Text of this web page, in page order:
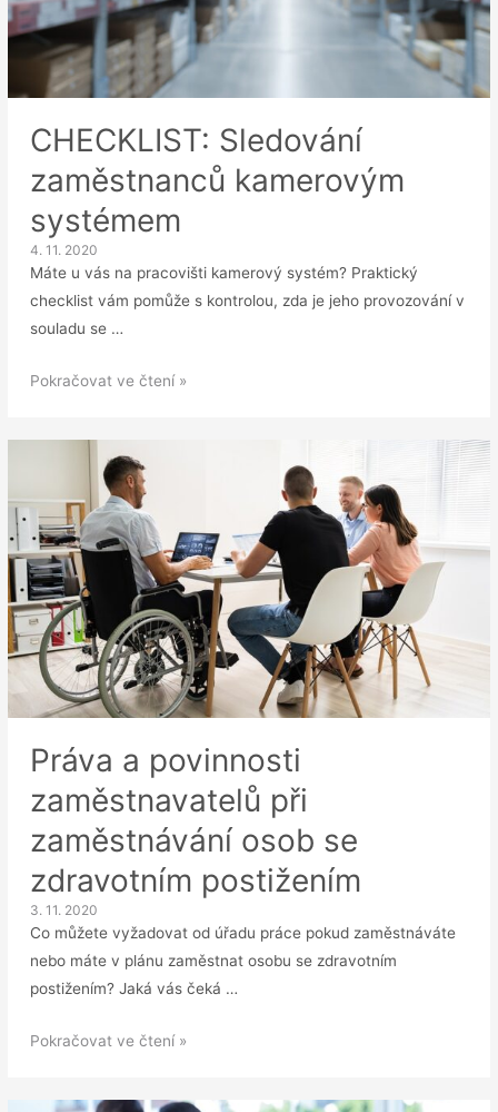
CHECKLIST: Sledování
zaměstnanců kamerovým
systémem
4. 11. 2020
Máte u vás na pracovišti kamerový systém? Praktický
checklist vám pomůže s kontrolou, zda je jeho provozování v
souladu se …
CHECKLIST:
kamerovým
Pokračovat ve čtení »
Práva a povinnosti
zaměstnavatelů při
zaměstnávání osob se
zdravotním postižením
3. 11. 2020
Co můžete vyžadovat od úřadu práce pokud zaměstnáváte
nebo máte v plánu zaměstnat osobu se zdravotním
postižením? Jaká vás čeká …
Práva
Pokračovat ve čtení »